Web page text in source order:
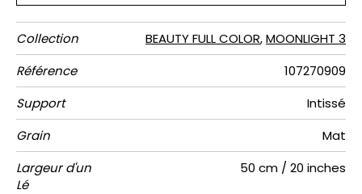
Collection BEAUTY FULL COLOR,MOONLIGHT 3
Référence
107270909
Support
Intissé
Grain
Mat
Largeur d'un
Lé
50 cm / 20 inches